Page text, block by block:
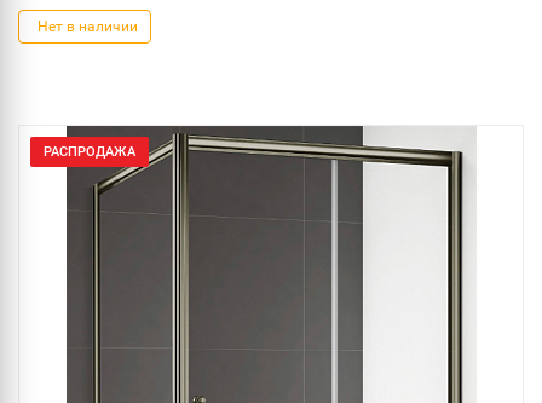
Нет в наличии
РАСПРОДАЖА